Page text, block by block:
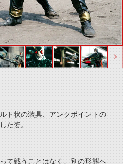
ト状の装具、アンクポイントの
た姿。
て戦うことはなく、別の形態へ